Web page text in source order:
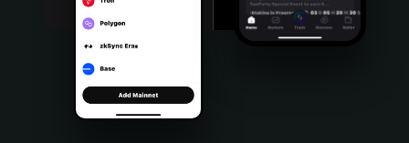
Português (Brasil)
Español (Argentina)